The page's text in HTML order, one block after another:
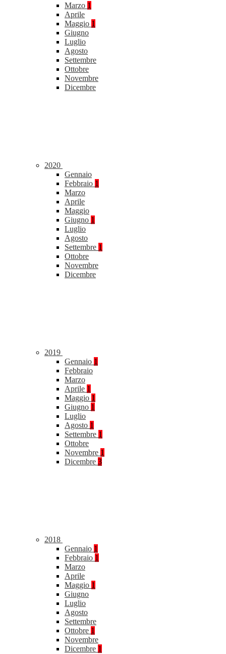
Marzo 1
Aprile
Maggio 1
Giugno
Luglio
Agosto
Settembre
Ottobre
Novembre
Dicembre
2020
Gennaio
Febbraio 1
Marzo
Aprile
Maggio
Giugno 1
Luglio
Agosto
Settembre 1
Ottobre
Novembre
Dicembre
2019
Gennaio 1
Febbraio
Marzo
Aprile 1
Maggio 1
Giugno 1
Luglio
Agosto 1
Settembre 1
Ottobre
Novembre 1
Dicembre 3
2018
Gennaio 1
Febbraio 1
Marzo
Aprile
Maggio 1
Giugno
Luglio
Agosto
Settembre
Ottobre 1
Novembre
Dicembre 1